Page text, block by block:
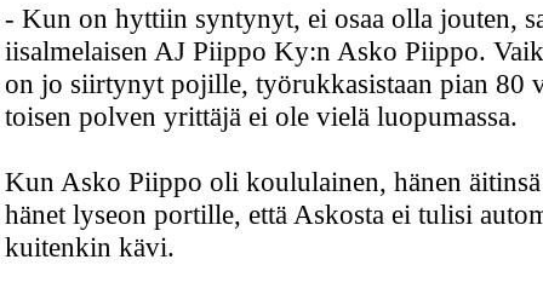
- Kun on hyttiin syntynyt, ei osaa olla jouten,
iisalmelaisen AJ Piippo Ky:n Asko Piippo.
on jo siirtynyt pojille, työrukkasistaan pian 80
toisen polven yrittäjä ei ole vielä luopumassa.
Kun Asko Piippo oli koululainen, hänen
hänet lyseon portille, että Askosta ei tulisi
kuitenkin kävi.